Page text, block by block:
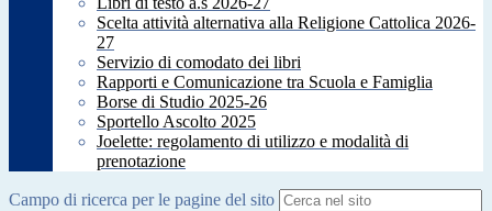
Scelta attività alternativa alla Religione Cattolica 2026-
27
Servizio di comodato dei libri
Rapporti e Comunicazione tra Scuola e Famiglia
Borse di Studio 2025-26
Sportello Ascolto 2025
Joelette: regolamento di utilizzo e modalità di
prenotazione
Campo di ricerca per le pagine del sito